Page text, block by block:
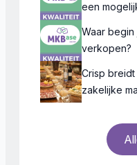
een
Waar
verkopen?
Crisp
zakelijke